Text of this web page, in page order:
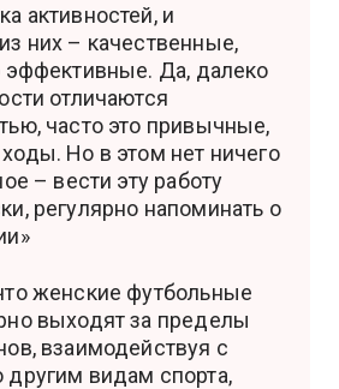
активностей, и
них – качественные,
эффективные. Да, далеко
отличаются
часто это привычные,
Но в этом нет ничего
– вести эту работу
регулярно напоминать о
женские футбольные
выходят за пределы
взаимодействуя с
видам спорта,